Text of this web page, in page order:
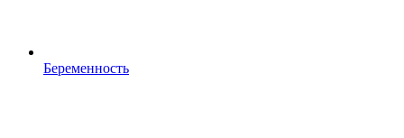
Беременность